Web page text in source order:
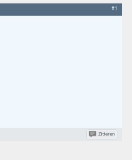
#1
Zitieren